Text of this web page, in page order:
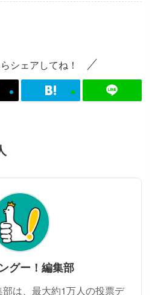
シェアしてね！
グー！編集部
は、最大約1万人の投票デ